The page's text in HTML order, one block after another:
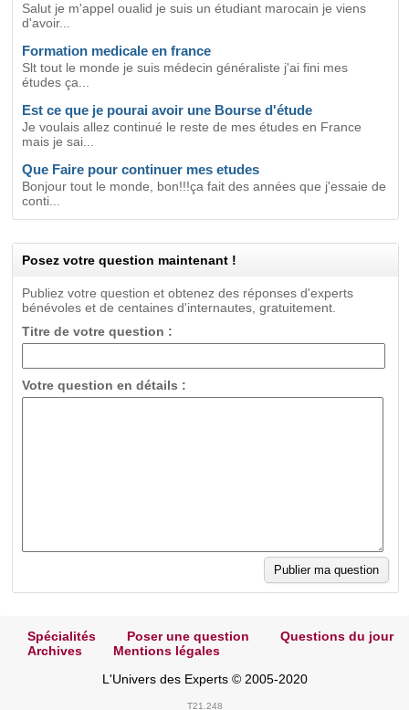
Salut je m'appel oualid je suis un étudiant marocain je viens
d'avoir...
Formation medicale en france
Slt tout le monde je suis médecin généraliste j'ai fini mes
études ça...
Est ce que je pourai avoir une Bourse d'étude
Je voulais allez continué le reste de mes études en France
mais je sai...
Que Faire pour continuer mes etudes
Bonjour tout le monde, bon!!!ça fait des années que j'essaie de
conti...
Posez votre question maintenant !
Publiez votre question et obtenez des réponses d'experts
bénévoles et de centaines d'internautes, gratuitement.
Titre de votre question :
Votre question en détails :
Spécialités Poser une question
Questions du jour
Archives
Mentions légales
L'Univers des Experts © 2005-2020
T21.248